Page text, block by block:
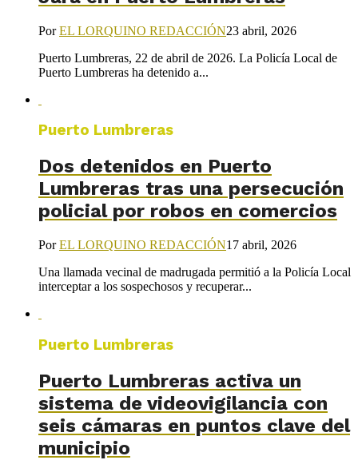
PorEL LORQUINO REDACCIÓN23 abril, 2026
Puerto Lumbreras, 22 de abril de 2026. La Policía Local de
Puerto Lumbreras ha detenido a...
Puerto Lumbreras
Dos detenidos en Puerto
Lumbreras tras una persecución
policial por robos en comercios
PorEL LORQUINO REDACCIÓN17 abril, 2026
Una llamada vecinal de madrugada permitió a la Policía Local
interceptar a los sospechosos y recuperar...
Puerto Lumbreras
Puerto Lumbreras activa un
sistema de videovigilancia con
seis cámaras en puntos clave del
municipio